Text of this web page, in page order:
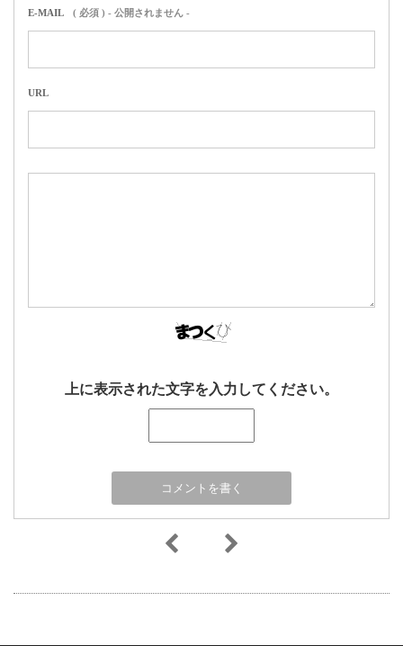
E-MAIL ( 必須 ) - 公開されません -
URL
上に表示された文字を入力してください。